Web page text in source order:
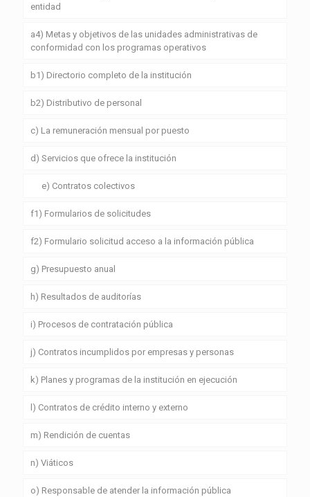
entidad
a4) Metas y objetivos de las unidades administrativas de
conformidad con los programas operativos
b1) Directorio completo de la institución
b2) Distributivo de personal
c) La remuneración mensual por puesto
d) Servicios que ofrece la institución
e) Contratos colectivos
f1) Formularios de solicitudes
f2) Formulario solicitud acceso a la información pública
g) Presupuesto anual
h) Resultados de auditorías
i) Procesos de contratación pública
j) Contratos incumplidos por empresas y personas
k) Planes y programas de la institución en ejecución
l) Contratos de crédito interno y externo
m) Rendición de cuentas
n) Viáticos
o) Responsable de atender la información pública